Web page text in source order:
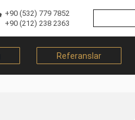
+90 (532) 779 7852
+90 (212) 238 2363
Referanslar